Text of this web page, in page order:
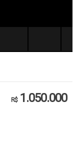
R$1.050.000